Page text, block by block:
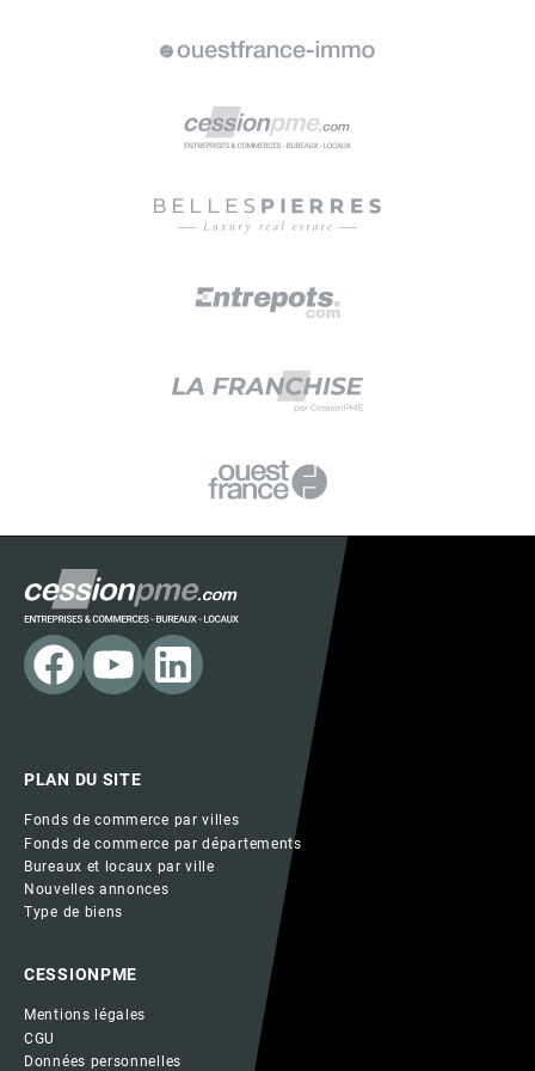
PLAN DU SITE
Fonds de commerce par villes
Fonds de commerce par départements
Bureaux et locaux par ville
Nouvelles annonces
Type de biens
CESSIONPME
Mentions légales
CGU
Données personnelles